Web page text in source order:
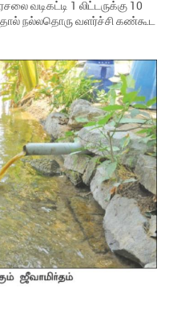
வடிகட்டி 1 லிட்டருக்கு 10
நல்லதொரு வளர்ச்சி கண்கூட